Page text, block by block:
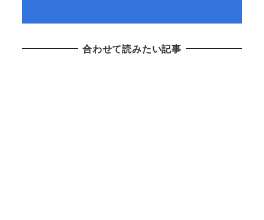
合わせて読みたい記事